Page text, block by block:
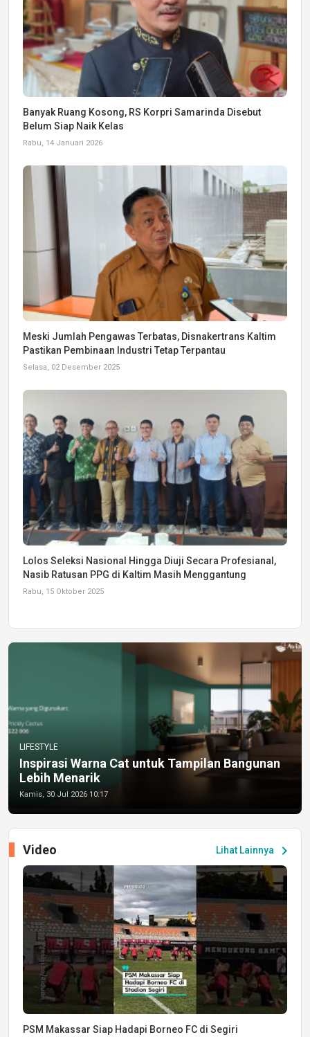
Banyak Ruang Kosong, RS Korpri Samarinda Disebut
Belum Siap Naik Kelas
Rabu, 14 Januari 2026
Meski Jumlah Pengawas Terbatas, Disnakertrans Kaltim
Pastikan Pembinaan Industri Tetap Terpantau
Selasa, 02 Desember 2025
Lolos Seleksi Nasional Hingga Diuji Secara Profesianal,
Nasib Ratusan PPG di Kaltim Masih Menggantung
Rabu, 15 Oktober 2025
LIFESTYLE
Inspirasi Warna Cat untuk Tampilan Bangunan
Lebih Menarik
Kamis, 30 Jul 2026 10:17
Lihat Lainnya chevron_right
Video
PSM Makassar Siap Hadapi Borneo FC di Segiri